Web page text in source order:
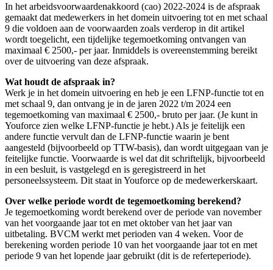
In het arbeidsvoorwaardenakkoord (cao) 2022-2024 is de afspraak
gemaakt dat medewerkers in het domein uitvoering tot en met schaal
9 die voldoen aan de voorwaarden zoals verderop in dit artikel
wordt toegelicht, een tijdelijke tegemoetkoming ontvangen van
maximaal € 2500,- per jaar. Inmiddels is overeenstemming bereikt
over de uitvoering van deze afspraak.
Wat houdt de afspraak in?
Werk je in het domein uitvoering en heb je een LFNP-functie tot en
met schaal 9, dan ontvang je in de jaren 2022 t/m 2024 een
tegemoetkoming van maximaal € 2500,- bruto per jaar. (Je kunt in
Youforce zien welke LFNP-functie je hebt.) Als je feitelijk een
andere functie vervult dan de LFNP-functie waarin je bent
aangesteld (bijvoorbeeld op TTW-basis), dan wordt uitgegaan van je
feitelijke functie. Voorwaarde is wel dat dit schriftelijk, bijvoorbeeld
in een besluit, is vastgelegd en is geregistreerd in het
personeelssysteem. Dit staat in Youforce op de medewerkerskaart.
Over welke periode wordt de tegemoetkoming berekend?
Je tegemoetkoming wordt berekend over de periode van november
van het voorgaande jaar tot en met oktober van het jaar van
uitbetaling. BVCM werkt met perioden van 4 weken. Voor de
berekening worden periode 10 van het voorgaande jaar tot en met
periode 9 van het lopende jaar gebruikt (dit is de referteperiode).